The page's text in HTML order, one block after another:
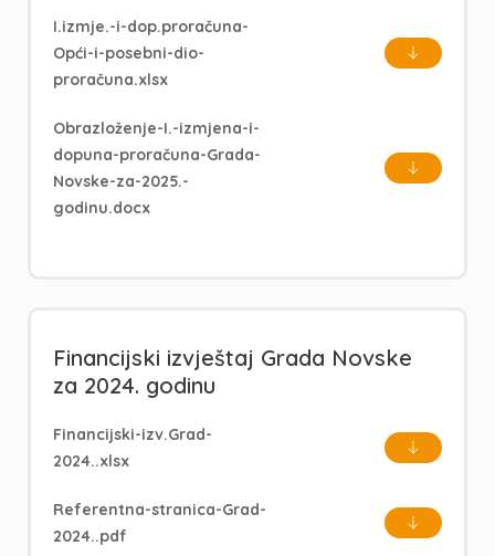
I.izmje.-i-dop.proračuna-
Opći-i-posebni-dio-
proračuna.xlsx
Obrazloženje-I.-izmjena-i-
dopuna-proračuna-Grada-
Novske-za-2025.-
godinu.docx
Financijski izvještaj Grada Novske
za 2024. godinu
Financijski-izv.Grad-
2024..xlsx
Referentna-stranica-Grad-
2024..pdf